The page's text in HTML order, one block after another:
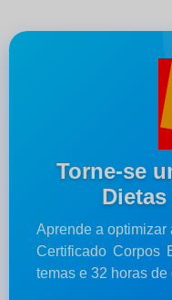
Torne-se
Aprende a optimizar
Certificado Corpos
temas e 32 horas